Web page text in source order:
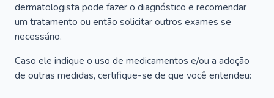
dermatologista pode fazer o diagnóstico e recomendar
um tratamento ou então solicitar outros exames se
necessário.
Caso ele indique o uso de medicamentos e/ou a adoção
de outras medidas, certifique-se de que você entendeu: